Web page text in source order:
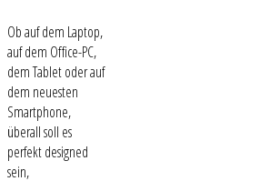
Ob auf dem Laptop,
auf dem Office-PC,
dem Tablet oder auf
dem neuesten
Smartphone,
überall soll es
perfekt designed
sein,